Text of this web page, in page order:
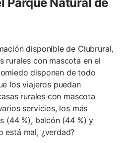
disponible de Clubrural,
rurales con mascota en el
disponen de todo
los viajeros puedan
rurales con mascota
servicios, los más
(44 %), balcón (44 %) y
está mal, ¿verdad?